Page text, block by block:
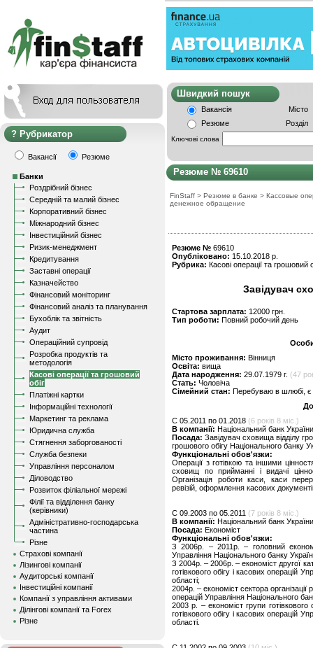
Рубрикатор
Вакансії Резюме
Банки
Роздрібний бізнес
Середній та малий бізнес
Корпоративний бізнес
Міжнародний бізнес
Інвестиційний бізнес
Ризик-менеджмент
Кредитування
Заставні операції
Казначейство
Фінансовий моніторинг
Фінансовий аналіз та планування
Бухоблік та звітність
Аудит
Операційний супровід
Розробка продуктів та
методологія
Касові операції та грошовий
обіг
Платіжні картки
Інформаційні технології
Маркетинг та реклама
Юридична служба
Стягнення заборгованості
Служба безпеки
Управління персоналом
Діловодство
Розвиток філіальної мережі
Філії та відділення банку
(керівники)
Адміністративно-господарська
частина
Різне
Страхові компанії
Лізингові компанії
Аудиторські компанії
Інвестиційні компанії
Компанії з управління активами
Ділінгові компанії та Forex
Різне
Швидкий
Вакансія
Місто
Резюме
Розділ
Ключові слова
Резюме № 69610
FinStaff > Резюме в банке > Кассовые
денежное обращение
Резюме № 69610
Опубліковано: 15.10.2018 р.
Рубрика: Касові операції та грошовий
Завідувач
Стартова зарплата: 12000 грн.
Тип роботи: Повний робочий день
Місто проживання: Вінниця
Освіта: вища
Дата народження: 29.07.1979 г. (47
Стать: Чоловіча
Сімейний стан: Перебуваю в шлюбі, є
C 05.2011 по 01.2018 (6 років 8 міс.)
В компанії: Національний банк
Посада: Завідувач сховища відділу
грошового обігу Національного банку
Функціональні обов'язки:
Операції з готівкою та іншими
сховищ по прийманні і видачі
Організація роботи каси, каси
ревізій, оформлення касових
C 09.2003 по 05.2011 (7 років 8 міс.)
В компанії: Національний банк
Посада: Економіст
Функціональні обов'язки:
З 2006р. – 2011р. – головний
Управління Національного банку
З 2004р. – 2006р. – економіст другої
готівкового обігу і касових операцій
області;
2004р. – економіст сектора організації
операцій Управління Національного
2003 р. – економіст групи готівкового
готівкового обігу і касових операцій
області.